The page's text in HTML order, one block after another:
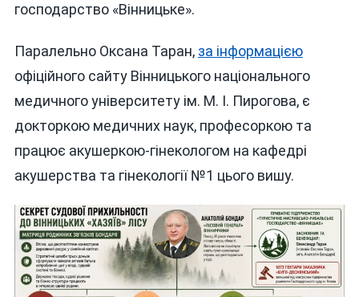
господарство «Вінницьке».
Паралельно Оксана Таран, за інформацією
офіційного сайту Вінницького національного
медичного університету ім. М. І. Пирогова, є
докторкою медичних наук, професоркою та
працює акушеркою-гінекологом на кафедрі
акушерства та гінекології №1 цього вишу.